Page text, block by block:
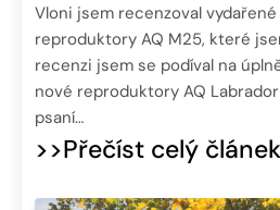
Vloni jsem recenzoval
reproduktory AQ M25, které
recenzi jsem se podíval na
nové reproduktory AQ Labrador
psaní…
>>Přečíst celý článek